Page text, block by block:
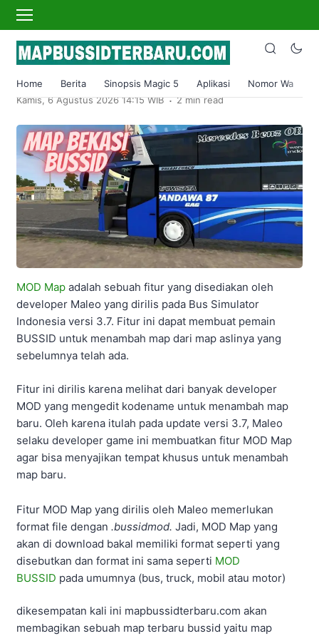
Home Berita Sinopsis Magic 5 Aplikasi Nomor Wa
Home›Map Bussid
Mod Bussid Map Bekasi Terbaru
Aditya Pratama
Kamis, 6 Agustus 2026 14:15 WIB . 2 min read
MOD Map adalah sebuah fitur yang disediakan oleh
developer Maleo yang dirilis pada Bus Simulator
Indonesia versi 3.7. Fitur ini dapat membuat pemain
BUSSID untuk menambah map dari map aslinya yang
sebelumnya telah ada.
Fitur ini dirilis karena melihat dari banyak developer
MOD yang mengedit kodename untuk menambah map
baru. Oleh karena itulah pada update versi 3.7, Maleo
selaku developer game ini membuatkan fitur MOD Map
agar bisa menyajikan tempat khusus untuk menambah
map baru.
Fitur MOD Map yang dirilis oleh Maleo memerlukan
format file dengan .bussidmod. Jadi, MOD Map yang
akan di download bakal memiliki format seperti yang
disebutkan dan format ini sama seperti MOD
BUSSID pada umumnya (bus, truck, mobil atau motor)
dikesempatan kali ini mapbussidterbaru.com akan
membagikan sebuah map terbaru bussid yaitu map